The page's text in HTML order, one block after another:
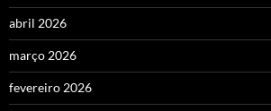
abril 2026
março 2026
fevereiro 2026